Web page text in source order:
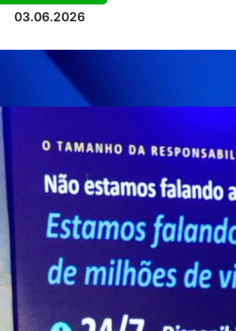
03.06.2026